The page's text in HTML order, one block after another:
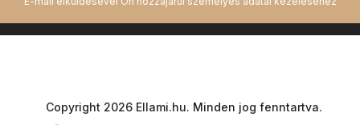
Copyright 2026 Ellami.hu. Minden jog fenntartva.